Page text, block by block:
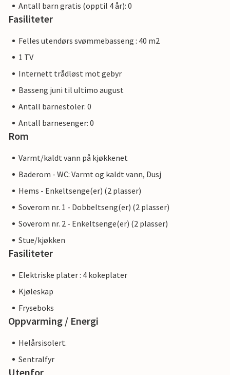
Antall barn gratis (opptil 4 år): 0
Fasiliteter
Felles utendørs svømmebasseng : 40 m2
1 TV
Internett trådløst mot gebyr
Basseng juni til ultimo august
Antall barnestoler: 0
Antall barnesenger: 0
Rom
Varmt/kaldt vann på kjøkkenet
Baderom - WC: Varmt og kaldt vann, Dusj
Hems - Enkeltsenge(er) (2 plasser)
Soverom nr. 1 - Dobbeltseng(er) (2 plasser)
Soverom nr. 2 - Enkeltsenge(er) (2 plasser)
Stue/kjøkken
Fasiliteter
Elektriske plater : 4 kokeplater
Kjøleskap
Fryseboks
Oppvarming / Energi
Helårsisolert.
Sentralfyr
Utenfor